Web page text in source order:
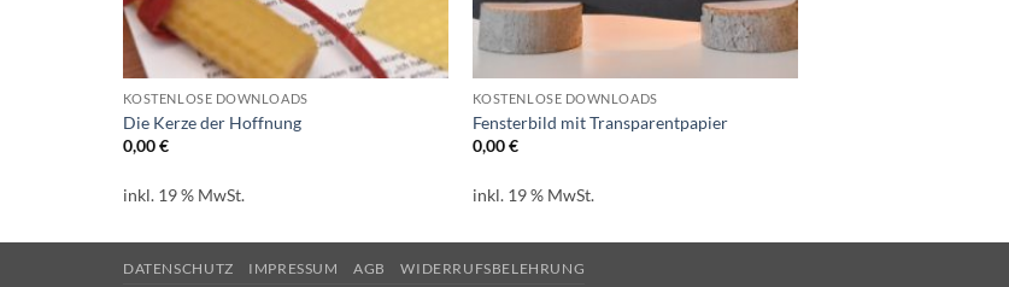
KOSTENLOSE DOWNLOADS
Die Kerze der Hoffnung
0,00€
inkl. 19 % MwSt.
KOSTENLOSE DOWNLOADS
Fensterbild mit Transparentpapier
0,00€
inkl. 19 % MwSt.
DATENSCHUTZ IMPRESSUM AGB WIDERRUFSBELEHRUNG